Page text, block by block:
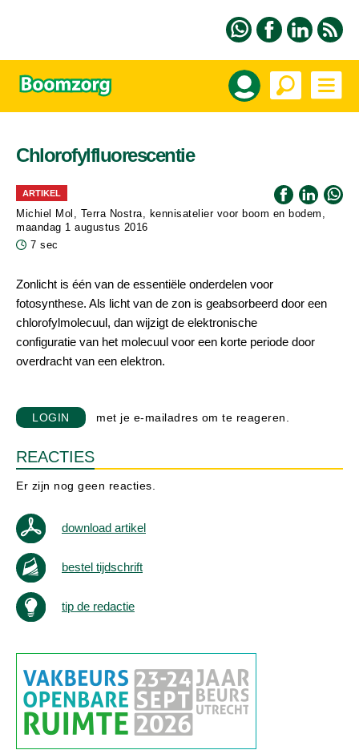
Chlorofylfluorescentie
ARTIKEL
Michiel Mol, Terra Nostra, kennisatelier voor boom en bodem,
maandag 1 augustus 2016
7 sec
Zonlicht is één van de essentiële onderdelen voor
fotosynthese. Als licht van de zon is geabsorbeerd door een
chlorofylmolecuul, dan wijzigt de elektronische
configuratie van het molecuul voor een korte periode door
overdracht van een elektron.
LOGIN met je e-mailadres om te reageren.
REACTIES
Er zijn nog geen reacties.
download artikel
bestel tijdschrift
tip de redactie